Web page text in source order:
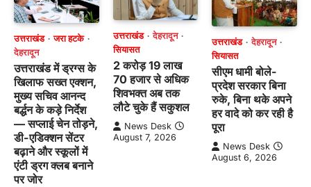
उत्तराखंड
जरा हटके
देहरादून
उत्तराखंड में ड्रग्स के
खिलाफ सख्त एक्शन,
मुख्य सचिव आनन्द
बर्द्धन के कड़े निर्देश
— सप्लाई चेन तोड़ने,
डी-एडिक्शन सेंटर
बढ़ाने और स्कूलों में
एंटी ड्रग क्लब बनाने
पर जोर
उत्तराखंड
देहरादून
सियासत
2 करोड़ 19 लाख
70 हजार से अधिक
शिवभक्त अब तक
लौटे चुके हैं सकुशल
News Desk
August 7, 2026
उत्तराखंड
देहरादून
सियासत
सीएम धामी बोले-
प्रदेश सरकार बिना
रुके, बिना थके अपने
हर वादे को कर रही है
पूरा
News Desk
August 6, 2026